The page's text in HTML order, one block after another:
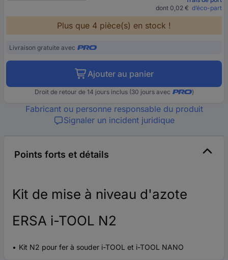
dont 0,02 € d’éco-part
Plus que 4 pièce(s) en stock !
Livraison gratuite avec
Ajouter au panier
Droit de retour de 14 jours inclus (30 jours avec )
Fabricant ou personne responsable du produit
Signaler un incident juridique
Points forts et détails
Kit de mise à niveau d'azote
ERSA i-TOOL N2
Kit N2 pour fer à souder i-TOOL et i-TOOL NANO